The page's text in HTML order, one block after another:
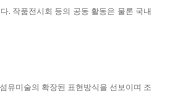
. 작품전시회 등의 공동 활동은 물론 국내
유미술의 확장된 표현방식을 선보이며 조